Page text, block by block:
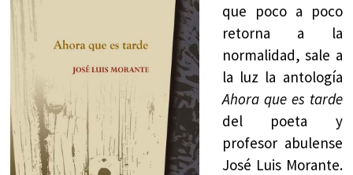
que poco a poco
retorna a la
normalidad, sale a
la luz la antología
Ahora que es tarde
del poeta y
profesor abulense
José Luis Morante.